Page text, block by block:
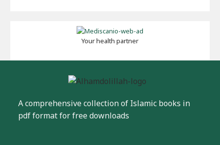
Your health partner
A comprehensive collection of Islamic books in
pdf format for free downloads